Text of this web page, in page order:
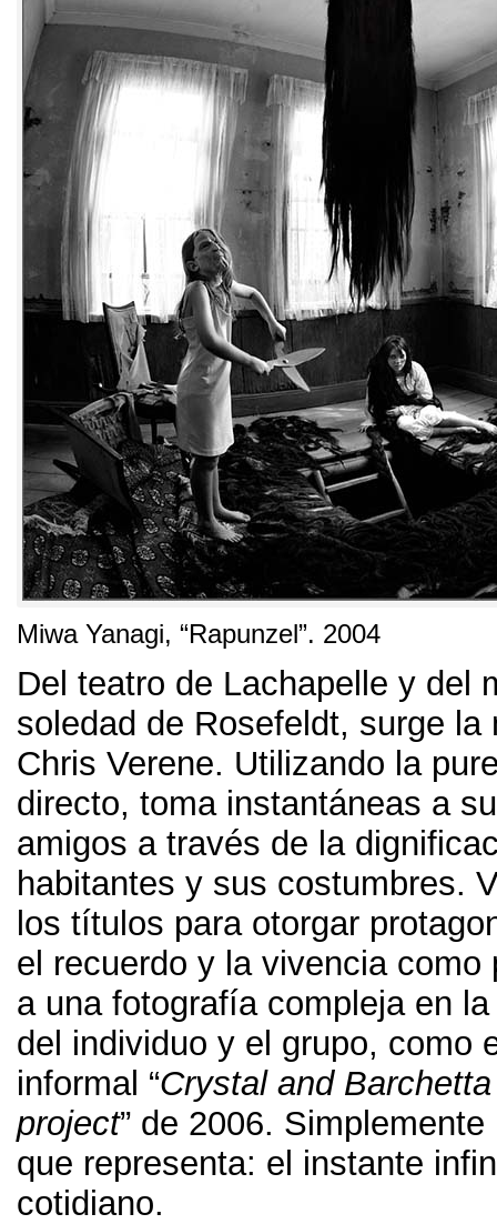
Miwa Yanagi, “Rapunzel”. 2004
Del teatro de Lachapelle y del
soledad de Rosefeldt, surge la
Chris Verene. Utilizando la
directo, toma instantáneas a
amigos a través de la
habitantes y sus costumbres.
los títulos para otorgar
el recuerdo y la vivencia como
a una fotografía compleja en
del individuo y el grupo, como
informal “Crystal and
project” de 2006.
que representa: el instante
cotidiano.